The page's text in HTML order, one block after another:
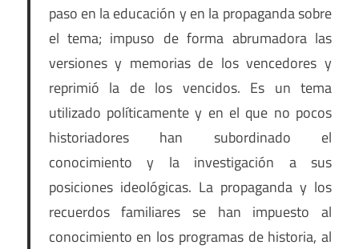
paso en la educación y en la propaganda sobre
el tema; impuso de forma abrumadora las
versiones y memorias de los vencedores y
reprimió la de los vencidos. Es un tema
utilizado políticamente y en el que no pocos
historiadores han subordinado el
conocimiento y la investigación a sus
posiciones ideológicas. La propaganda y los
recuerdos familiares se han impuesto al
conocimiento en los programas de historia, al